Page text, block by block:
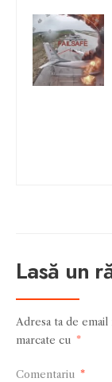
Lasă un
Adresa ta de email
marcate cu *
Comentariu *